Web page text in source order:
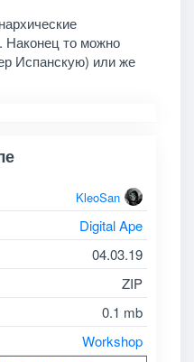
Наконец то можно
Испанскую) или же
KleoSan
Digital Ape
04.03.19
ZIP
0.1 mb
Workshop